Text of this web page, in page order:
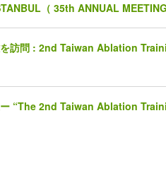
（ 35th ANNUAL
を訪問 : 2nd Taiwan Ablation
ー “The 2nd Taiwan Ablation